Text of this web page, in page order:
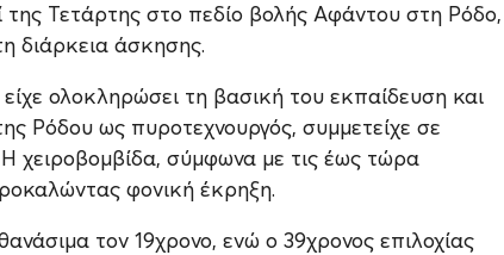
Τετάρτης στο πεδίο βολής Αφάντου στη Ρόδο,
διάρκεια άσκησης.
ολοκληρώσει τη βασική του εκπαίδευση και
Ρόδου ως πυροτεχνουργός, συμμετείχε σε
χειροβομβίδα, σύμφωνα με τις έως τώρα
φονική έκρηξη.
τον 19χρονο, ενώ ο 39χρονος επιλοχίας